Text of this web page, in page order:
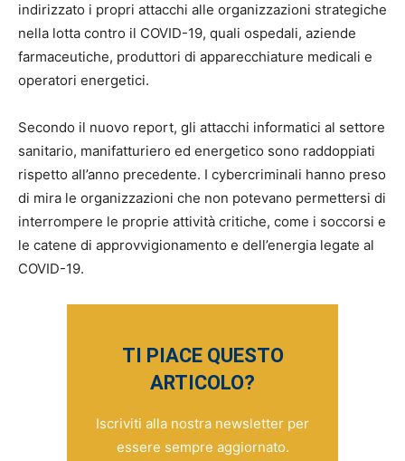
indirizzato i propri attacchi alle organizzazioni strategiche
nella lotta contro il COVID-19, quali ospedali, aziende
farmaceutiche, produttori di apparecchiature medicali e
operatori energetici.
Secondo il nuovo report, gli attacchi informatici al settore
sanitario, manifatturiero ed energetico sono raddoppiati
rispetto all’anno precedente. I cybercriminali hanno preso
di mira le organizzazioni che non potevano permettersi di
interrompere le proprie attività critiche, come i soccorsi e
le catene di approvvigionamento e dell’energia legate al
COVID-19.
TI PIACE QUESTO
ARTICOLO?
Iscriviti alla nostra newsletter per
essere sempre aggiornato.